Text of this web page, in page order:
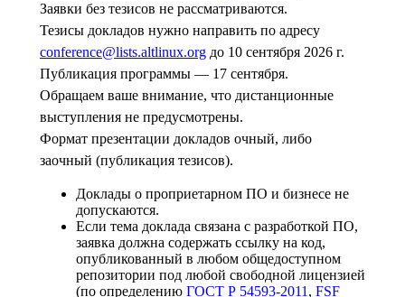
Заявки без тезисов не рассматриваются.
Тезисы докладов нужно направить по адресу
conference@lists.altlinux.org до 10 сентября 2026 г.
Публикация программы — 17 сентября.
Обращаем ваше внимание, что дистанционные
выступления не предусмотрены.
Формат презентации докладов очный, либо
заочный (публикация тезисов).
Доклады о проприетарном ПО и бизнесе не
допускаются.
Если тема доклада связана с разработкой ПО,
заявка должна содержать ссылку на код,
опубликованный в любом общедоступном
репозитории под любой свободной лицензией
(по определению ГОСТ Р 54593-2011 , FSF